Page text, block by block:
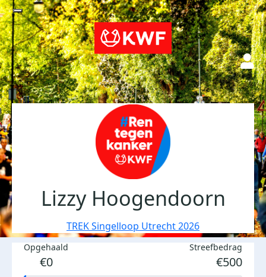
Lizzy Hoogendoorn
TREK Singelloop Utrecht 2026
Opgehaald
€0
Streefbedrag
€500